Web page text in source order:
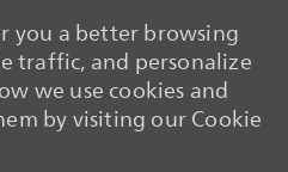
you a better browsing
traffic, and personalize
we use cookies and
by visiting our Cookie